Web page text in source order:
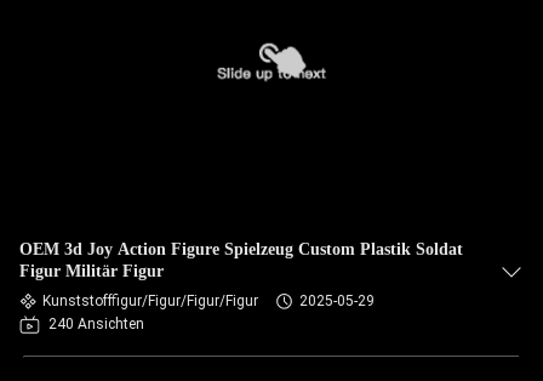
OEM 3d Joy Action Figure Spielzeug Custom Plastik Soldat
Figur Militär Figur
Kunststofffigur/Figur/Figur/Figur
2025-05-29
240 Ansichten